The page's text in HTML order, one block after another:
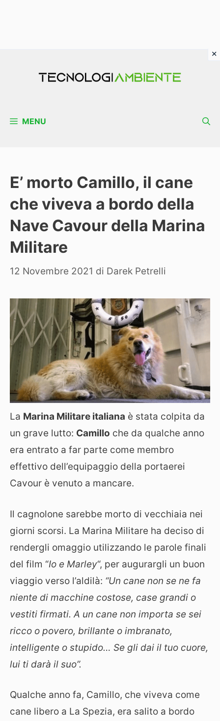
MENU
E’ morto Camillo, il cane
che viveva a bordo della
Nave Cavour della Marina
Militare
12 Novembre 2021 di Darek Petrelli
La Marina Militare italiana è stata colpita da
un grave lutto: Camillo che da qualche anno
era entrato a far parte come membro
effettivo dell’equipaggio della portaerei
Cavour è venuto a mancare.
Il cagnolone sarebbe morto di vecchiaia nei
giorni scorsi. La Marina Militare ha deciso di
rendergli omaggio utilizzando le parole finali
del film “Io e Marley“, per augurargli un buon
viaggio verso l’aldilà: “Un cane non se ne fa
niente di macchine costose, case grandi o
vestiti firmati. A un cane non importa se sei
ricco o povero, brillante o imbranato,
intelligente o stupido… Se gli dai il tuo cuore,
lui ti darà il suo”.
Qualche anno fa, Camillo, che viveva come
cane libero a La Spezia, era salito a bordo